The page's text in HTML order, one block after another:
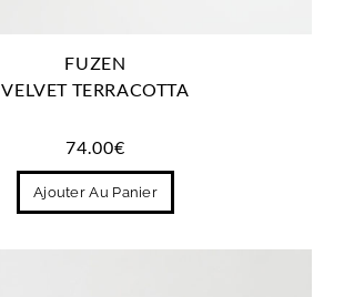
FUZEN
VELVET TERRACOTTA
74.00€
Ajouter Au Panier